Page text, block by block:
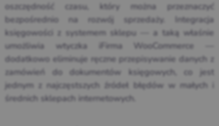
oszczędność czasu, który można przeznaczyć
bezpośrednio na rozwój sprzedaży. Integracja
księgowości z systemem sklepu — a taką właśnie
umożliwia wtyczka iFirma WooCommerce —
dodatkowo eliminuje ręczne przepisywanie danych z
zamówień do dokumentów księgowych, co jest
jednym z najczęstszych źródeł błędów w małych i
średnich sklepach internetowych.